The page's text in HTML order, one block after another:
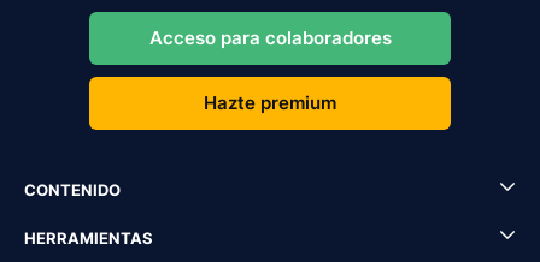
Acceso para colaboradores
Hazte premium
CONTENIDO
HERRAMIENTAS